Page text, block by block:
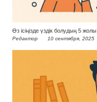
Өз ісіңізде үздік болудың 5 жолы
Редактор 10 сентября, 2025